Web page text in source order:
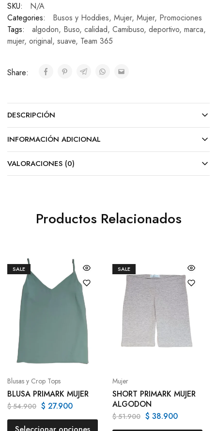
SKU:
N/A
Categories:
Busos y Hoddies, Mujer, Mujer, Promociones
Tags:
algodon, Buso, calidad, Camibuso, deportivo, marca,
mujer, original, suave, Team 365
Share:
DESCRIPCIÓN
INFORMACIÓN ADICIONAL
VALORACIONES (0)
Productos Relacionados
SALE
Blusas y Crop Tops
BLUSA PRIMARK MUJER
$54.900 $ 27.900
SALE
Mujer
SHORT PRIMARK MUJER
ALGODON
$51.900 $ 38.900